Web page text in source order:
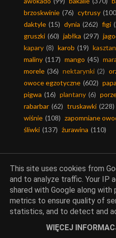
brzoskwinie (76) cytrusy
daktyle (15) dynia (262) figi
gruszki (60) jabłka (297)
kapary (8) karob (19)
maliny (117) mango (45)
morele (36) nektarynki (2)
owoce egzotyczne (602)
pigwa (16) plantany (6)
rabarbar (62) truskawki (228)
wiśnie (108) zapomniane
śliwki (137) żurawina (110)
awokado (99) bakłażany (72)
brokuły
(66) cukinia-kabaczek
This site uses cookies from
and to analyze traffic. Your IP
shared with Google along
metrics to ensure quality of
statistics, and to detect and
WIĘCEJ